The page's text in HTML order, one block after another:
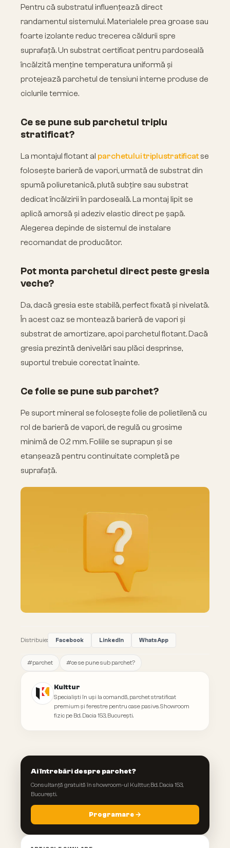
Pentru că substratul influențează direct
randamentul sistemului. Materialele prea groase sau
foarte izolante reduc trecerea căldurii spre
suprafață. Un substrat certificat pentru pardoseală
încălzită menține temperatura uniformă și
protejează parchetul de tensiuni interne produse de
ciclurile termice.
Ce se pune sub parchetul triplu
stratificat?
La montajul flotant al parchetului triplustratificat se
folosește barieră de vapori, urmată de substrat din
spumă poliuretanică, plută subțire sau substrat
dedicat încălzirii în pardoseală. La montaj lipit se
aplică amorsă și adeziv elastic direct pe șapă.
Alegerea depinde de sistemul de instalare
recomandat de producător.
Pot monta parchetul direct peste gresia
veche?
Da, dacă gresia este stabilă, perfect fixată și nivelată.
În acest caz se montează barieră de vapori și
substrat de amortizare, apoi parchetul flotant. Dacă
gresia prezintă denivelări sau plăci desprinse,
suportul trebuie corectat înainte.
Ce folie se pune sub parchet?
Pe suport mineral se folosește folie de polietilenă cu
rol de barieră de vapori, de regulă cu grosime
minimă de 0.2 mm. Foliile se suprapun și se
etanșează pentru continuitate completă pe
suprafață.
Distribuie: Facebook LinkedIn WhatsApp
#parchet #ce se pune sub parchet?
Kulttur
Specialiști în uși la comandă, parchet stratificat
premium și ferestre pentru case pasive. Showroom
fizic pe Bd. Dacia 153, București.
Ai întrebări despre parchet?
Consultanță gratuită în showroom-ul Kulttur, Bd. Dacia 153,
București.
Programare →